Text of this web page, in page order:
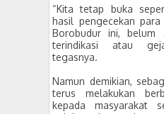
“Kita tetap buka
hasil pengecekan
Borobudur ini, belum
terindikasi atau
tegasnya.
Namun demikian,
terus melakukan
kepada masyarakat